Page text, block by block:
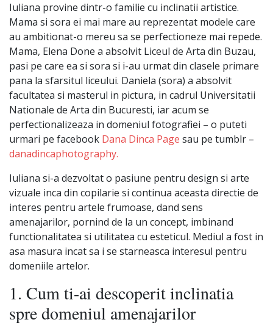
Iuliana provine dintr-o familie cu inclinatii artistice.
Mama si sora ei mai mare au reprezentat modele care
au ambitionat-o mereu sa se perfectioneze mai repede.
Mama, Elena Done a absolvit Liceul de Arta din Buzau,
pasi pe care ea si sora si i-au urmat din clasele primare
pana la sfarsitul liceului. Daniela (sora) a absolvit
facultatea si masterul in pictura, in cadrul Universitatii
Nationale de Arta din Bucuresti, iar acum se
perfectionalizeaza in domeniul fotografiei – o puteti
urmari pe facebook Dana Dinca Page sau pe tumblr –
danadincaphotography.
Iuliana si-a dezvoltat o pasiune pentru design si arte
vizuale inca din copilarie si continua aceasta directie de
interes pentru artele frumoase, dand sens
amenajarilor, pornind de la un concept, imbinand
functionalitatea si utilitatea cu esteticul. Mediul a fost in
asa masura incat sa i se starneasca interesul pentru
domeniile artelor.
1. Cum ti-ai descoperit inclinatia
spre domeniul amenajarilor